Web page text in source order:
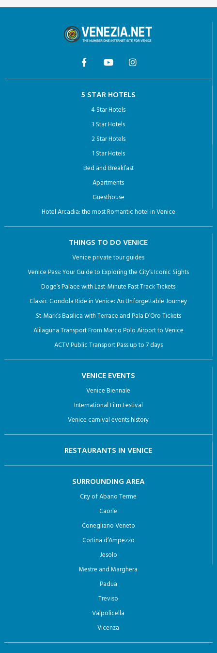
5 STAR HOTELS
4 Star Hotels
3 Star Hotels
2 Star Hotels
1 Star Hotels
Bed and Breakfast
Apartments
Guesthouse
Hotel Arcadia: the most Romantic hotel in Venice
THINGS TO DO VENICE
Venice private tour guides
Venice Pass: Your Guide to Exploring the City’s Iconic Sights
Doge’s Palace with Last-Minute Fast Track Tickets
Classic Gondola Ride in Venice: An Unforgettable Journey
St. Mark’s Basilica with Terrace and Pala D’Oro Tickets
Alilaguna Transport From Marco Polo Airport to Venice
ACTV Public Transport Pass up to 7 days
VENICE EVENTS
Venice Biennale
International Film Festival
Venice carnival events history
RESTAURANTS IN VENICE
SURROUNDING AREA
City of Abano Terme
Caorle
Conegliano Veneto
Cortina d’Ampezzo
Jesolo
Mestre and Marghera
Padua
Treviso
Valpolicella
Vicenza